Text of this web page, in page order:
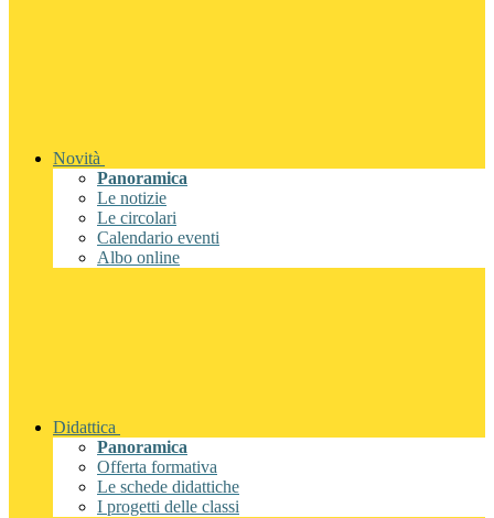
Novità
Panoramica
Le notizie
Le circolari
Calendario eventi
Albo online
Didattica
Panoramica
Offerta formativa
Le schede didattiche
I progetti delle classi